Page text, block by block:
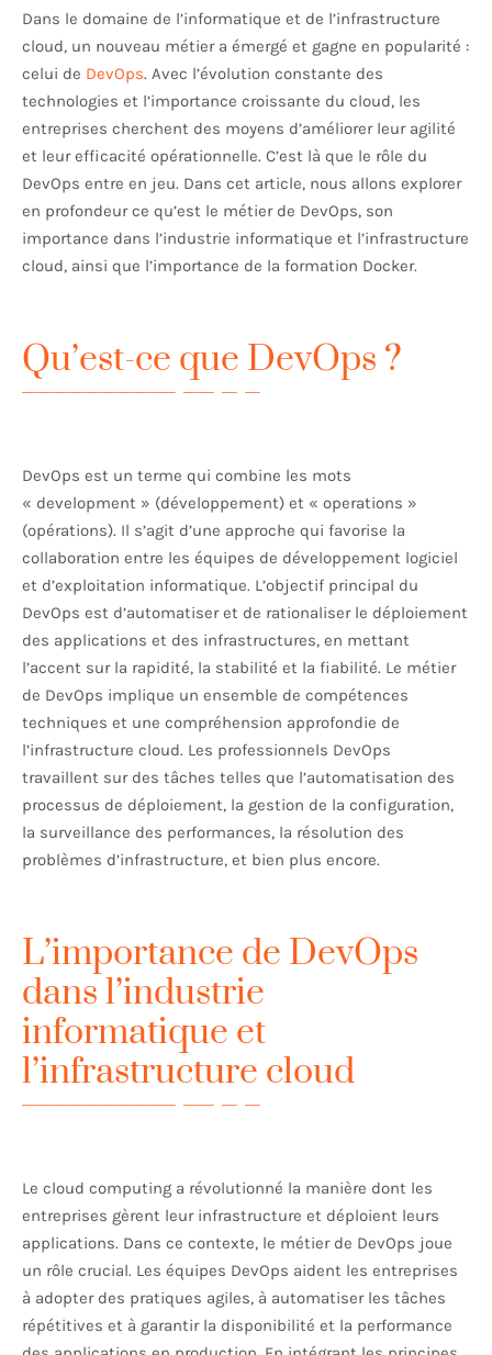
Dans le domaine de l’informatique et de l’infrastructure
cloud, un nouveau métier a émergé et gagne en popularité :
celui de DevOps. Avec l’évolution constante des
technologies et l’importance croissante du cloud, les
entreprises cherchent des moyens d’améliorer leur agilité
et leur efficacité opérationnelle. C’est là que le rôle du
DevOps entre en jeu. Dans cet article, nous allons explorer
en profondeur ce qu’est le métier de DevOps, son
importance dans l’industrie informatique et l’infrastructure
cloud, ainsi que l’importance de la formation Docker.
Qu’est-ce que DevOps ?
DevOps est un terme qui combine les mots
« development » (développement) et « operations »
(opérations). Il s’agit d’une approche qui favorise la
collaboration entre les équipes de développement logiciel
et d’exploitation informatique. L’objectif principal du
DevOps est d’automatiser et de rationaliser le déploiement
des applications et des infrastructures, en mettant
l’accent sur la rapidité, la stabilité et la fiabilité. Le métier
de DevOps implique un ensemble de compétences
techniques et une compréhension approfondie de
l’infrastructure cloud. Les professionnels DevOps
travaillent sur des tâches telles que l’automatisation des
processus de déploiement, la gestion de la configuration,
la surveillance des performances, la résolution des
problèmes d’infrastructure, et bien plus encore.
L’importance de DevOps
dans l’industrie
informatique et
l’infrastructure cloud
Le cloud computing a révolutionné la manière dont les
entreprises gèrent leur infrastructure et déploient leurs
applications. Dans ce contexte, le métier de DevOps joue
un rôle crucial. Les équipes DevOps aident les entreprises
à adopter des pratiques agiles, à automatiser les tâches
répétitives et à garantir la disponibilité et la performance